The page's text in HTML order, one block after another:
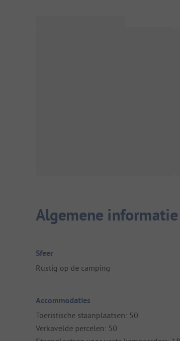
Algemene informatie
Sfeer
Rustig op de camping
Accommodaties
Toeristische staanplaatsen: 50
Verkavelde percelen: 50